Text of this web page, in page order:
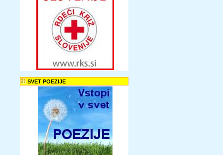
SVET POEZIJE